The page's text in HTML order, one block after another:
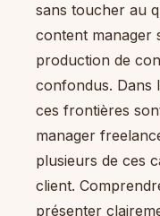
sans toucher au
content manager
production de
confondus. Dans
ces frontières
manager
plusieurs de ces
client.
présenter